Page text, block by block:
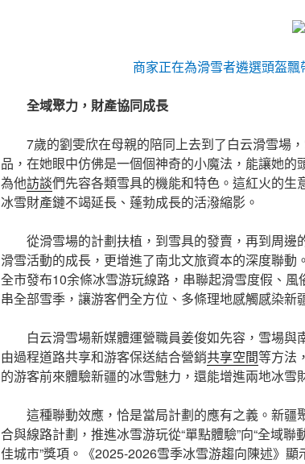
商家正在為滑雪者遴選頭盔飄
全域聚力，財產協同成長
7歲的劉雯欣在母親的陪同上去到了白云滑雪場
品，在她眼中仿佛是一個個神奇的小魔法，能讓她
為他訪談們先容各類雪具的機能和特色。這紅火的生
冰雪財產鏈不竭延長、蓬勃成長的活潑縮影。
從滑雪場的計劃扶植，到雪具的發賣，再到周
滑雪活動的成長，更增進了南北文旅資本的深度聯
全市發布10余條冰雪游玩線路，串聯起滑雪度假、
串全部雪季，讓游客們全方位、多條理地感觸感染新
白云滑雪場新媒體運營職員姜俊如先容，雪場與
由過程道路共享和游客保送結合營銷共享空間等方法
的游客前來體驗新疆的冰雪魅力，還能增進兩地冰雪
這種聯動效應，恰是當局計劃的應有之義。新
合與線路計劃，推進冰雪游玩從“單點體驗”向“全域
佳城市”獎項。《2025-2026雪季冰雪游趨向陳述》